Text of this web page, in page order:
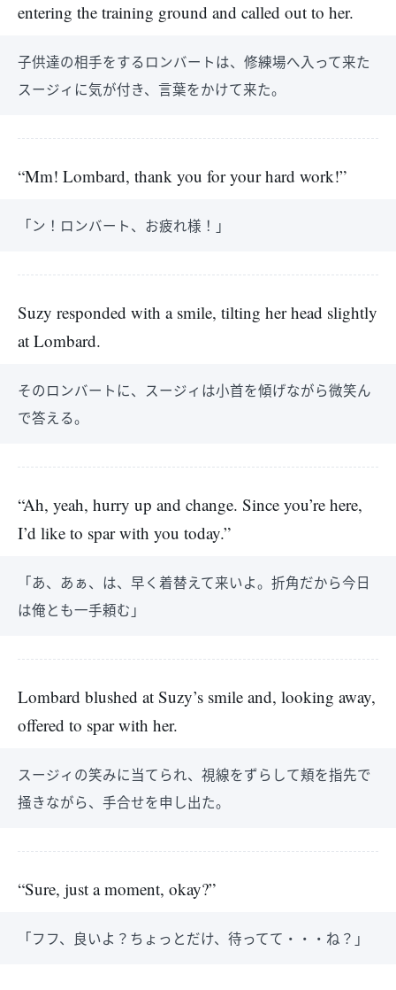
entering the training ground and called out to her.
子供達の相手をするロンバートは、修練場へ入って来た
スージィに気が付き、言葉をかけて来た。
“Mm! Lombard, thank you for your hard work!”
「ン！ロンバート、お疲れ様！」
Suzy responded with a smile, tilting her head slightly
at Lombard.
そのロンバートに、スージィは小首を傾げながら微笑ん
で答える。
“Ah, yeah, hurry up and change. Since you’re here,
I’d like to spar with you today.”
「あ、あぁ、は、早く着替えて来いよ。折角だから今日
は俺とも一手頼む」
Lombard blushed at Suzy’s smile and, looking away,
offered to spar with her.
スージィの笑みに当てられ、視線をずらして頬を指先で
掻きながら、手合せを申し出た。
“Sure, just a moment, okay?”
「フフ、良いよ？ちょっとだけ、待ってて・・・ね？」